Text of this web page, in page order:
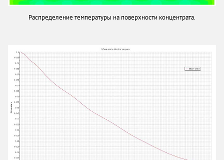
Распределение температуры на поверхности концентрата.